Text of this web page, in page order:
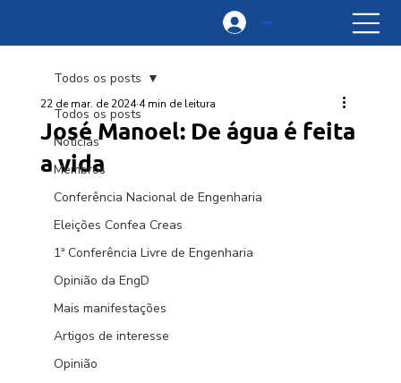
Login
Todos os posts
Notícias
Membros
Conferência Nacional de Engenharia
Eleições Confea Creas
1ª Conferência Livre de Engenharia
Opinião da EngD
Mais manifestações
Artigos de interesse
Opinião
Todos os posts
José Manoel: De água é feita
a vida
22 de mar. de 2024 4 min de leitura